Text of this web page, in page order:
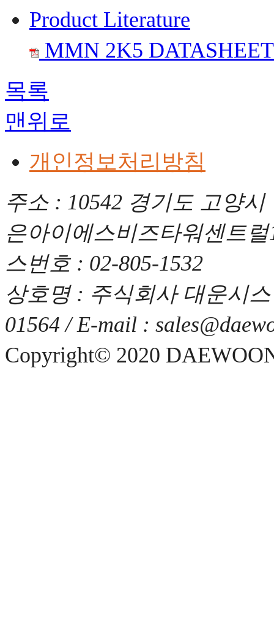
Product Literature
MMN 2K5 DATASHEET
목록
맨위로
개인정보처리방침
주소 : 10542 경기도 고양
은아이에스비즈타워센트
스번호 : 02-805-1532
상호명 : 주식회사 대운시
01564 / E-mail :
Copyright© 2020